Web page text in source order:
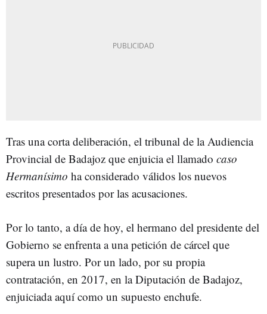
Tras una corta deliberación, el tribunal de la Audiencia
Provincial de Badajoz que enjuicia el llamado caso
Hermanísimo ha considerado válidos los nuevos
escritos presentados por las acusaciones.
Por lo tanto, a día de hoy, el hermano del presidente del
Gobierno se enfrenta a una petición de cárcel que
supera un lustro. Por un lado, por su propia
contratación, en 2017, en la Diputación de Badajoz,
enjuiciada aquí como un supuesto enchufe.